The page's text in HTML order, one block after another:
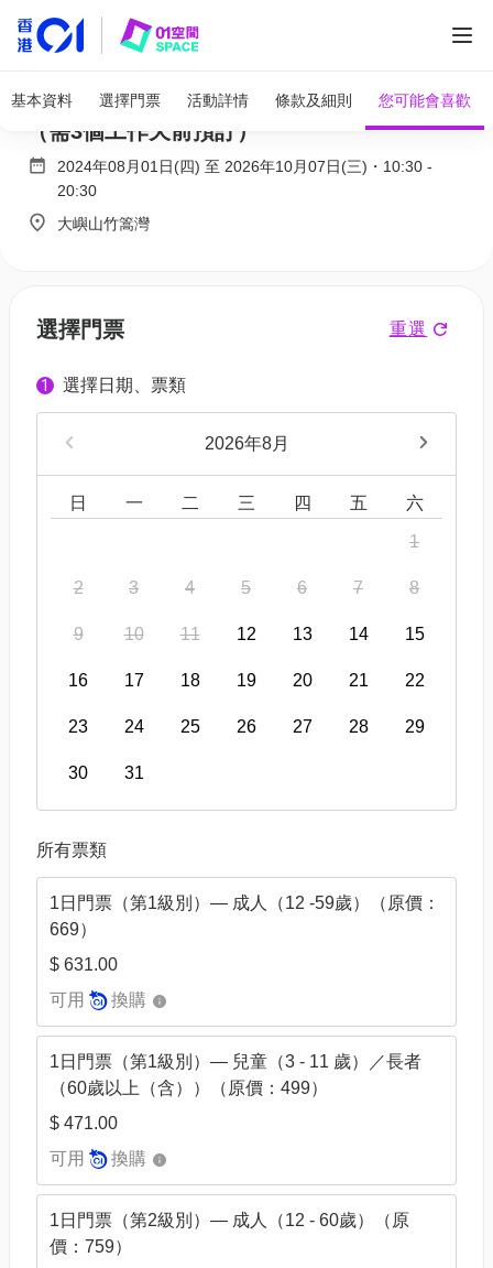
基本資料 選擇門票 活動詳情 條款及細則 您可能會喜歡
香港迪士尼樂園門票｜獨家低至半價換購門票
（需3個工作天前預訂）
2024年08月01日(四) 至 2026年10月07日(三) ・ 10:30 -
20:30
大嶼山竹篙灣
選擇門票 重選
1 選擇日期、票類
2026年8月
日 一 二 三 四 五 六
1
2 3 4 5 6 7 8
9 10 11 12 13 14 15
16 17 18 19 20 21 22
23 24 25 26 27 28 29
30 31
所有票類
1日門票（第1級別）— 成人（12 -59歲）（原價：
669）
$ 631.00
可用
換購
1日門票（第1級別）— 兒童（3 - 11 歲）／長者
（60歲以上（含））（原價：499）
$ 471.00
可用
換購
1日門票（第2級別）— 成人（12 - 60歲）（原
價：759）